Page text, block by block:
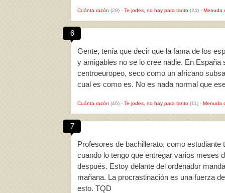
Cuánta razón (29) - Te jodes, no hay para tanto (24) - Menuda
6
Gente, tenía que decir que la fama de los
y amigables no se lo cree nadie. En
centroeuropeo, seco como un africano
cual es como es. No es nada normal que
Cuánta razón (46) - Te jodes, no hay para tanto (11) - Menuda
7
Profesores de bachillerato, como
cuando lo tengo que entregar varios meses
después. Estoy delante del ordenador
mañana. La procrastinación es una fuerza
esto. TQD